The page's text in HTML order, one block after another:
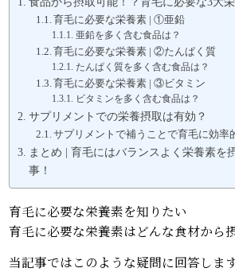
育毛に必要な栄養素 | ①亜鉛
亜鉛を多く含む食品は？
育毛に必要な栄養素 | ②たんぱく質
たんぱく質を多く含む食品は？
育毛に必要な栄養素 | ③ビタミン
ビタミンを多く含む食品は？
サプリメントでの栄養摂取は有効？
サプリメントで補うことで育毛に効率
まとめ | 育毛にはバランスよく栄養素を
事！
育毛に必要な栄養素を知りたい
育毛に必要な栄養素はどんな食材から
当記事ではこのような疑問に回答します